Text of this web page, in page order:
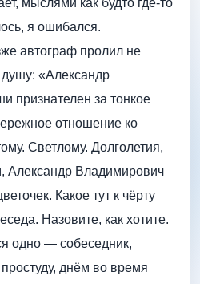
мыслями как будто где-то
я ошибался.
автограф пролил не
душу: «Александр
признателен за тонкое
отношение ко
Светлому. Долголетия,
Александр Владимирович
Какое тут к чёрту
Назовите, как хотите.
одно — собеседник,
днём во время